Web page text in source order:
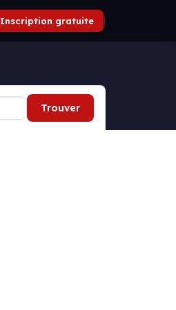
Inscription gratuite |
Trouver